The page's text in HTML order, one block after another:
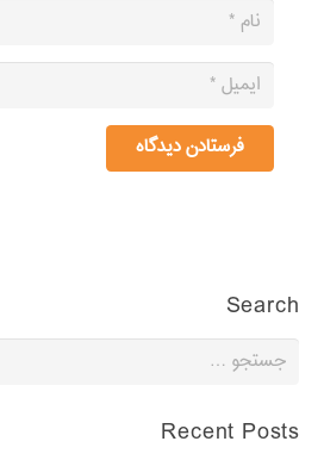
فرستادن دیدگاه
Search
جستجو
Recent Posts